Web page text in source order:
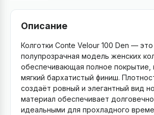
Описание
Колготки Conte Velour 100 Den —
полупрозрачная модель женских
обеспечивающая полное покрытие,
мягкий бархатистый финиш.
создаёт ровный и элегантный вид
материал обеспечивает
идеальными для прохладного